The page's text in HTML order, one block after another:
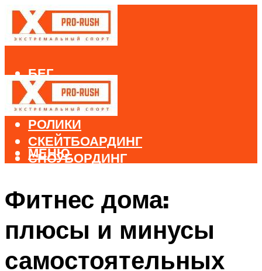
БЕГ
ВЕЛОСПОРТ
ДАЙВИНГ
РОЛИКИ
СКЕЙТБОАРДИНГ
СНОУБОРДИНГ
МЕНЮ
Фитнес дома:
плюсы и минусы
самостоятельных